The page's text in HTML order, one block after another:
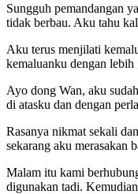
Sungguh pemandangan
tidak berbau. Aku tahu
Aku terus menjilati
kemaluanku dengan
Ayo dong Wan, aku
di atasku dan dengan
Rasanya nikmat sekali
sekarang aku merasakan
Malam itu kami
digunakan tadi.